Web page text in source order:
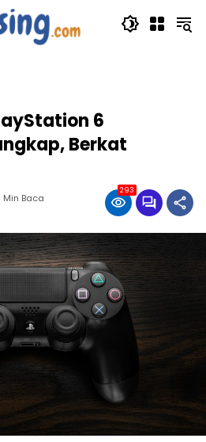
6
Berkat
Min Baca
293